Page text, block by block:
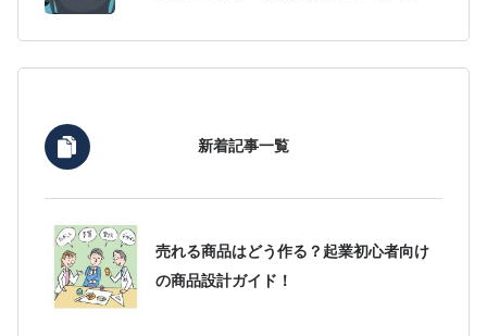
新着記事一覧
売れる商品はどう作る？起業初心者向け
の商品設計ガイド！